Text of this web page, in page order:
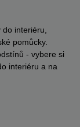
do interiéru,
pomůcky.
- vybere si
interiéru a na